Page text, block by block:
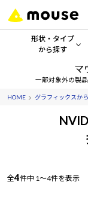
形状・タイプ
から探す
形状・タイ
デスクトップ
マ
一部対象外の製
HOME グラフィックスか
全4件中 1～4件を表示